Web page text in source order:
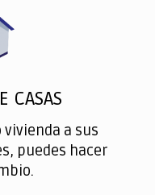
CASAS
vivienda a sus
puedes hacer